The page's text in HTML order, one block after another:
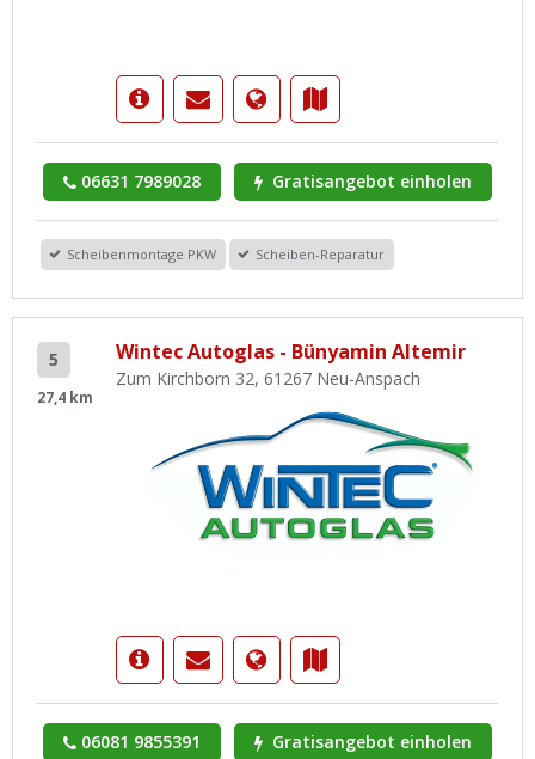
06631 7989028 Gratisangebot einholen
Scheibenmontage PKW Scheiben-Reparatur
5
27,4 km
Wintec Autoglas - Bünyamin Altemir
Zum Kirchborn 32, 61267 Neu-Anspach
06081 9855391 Gratisangebot einholen